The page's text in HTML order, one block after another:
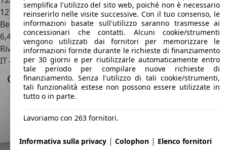
127.000 km
Benzina
6,4 l/100 km (comb.)
Rivenditore
IT 42122Reggio Emilia - Re
semplifica l'utilizzo del sito web, poiché non è necessario
reinserirlo nelle visite successive. Con il tuo consenso, le
informazioni basate sull'utilizzo saranno trasmesse ai
concessionari che contatti. Alcuni cookie/strumenti
vengono utilizzati dai fornitori per memorizzare le
informazioni fornite durante le richieste di finanziamento
per 30 giorni e per riutilizzarle automaticamente entro
tale periodo per compilare nuove richieste di
finanziamento. Senza l'utilizzo di tali cookie/strumenti,
tali funzionalità estese non possono essere utilizzate in
tutto o in parte.
Lavoriamo con 263 fornitori.
Informativa sulla privacy | Colophon | Elenco fornitori